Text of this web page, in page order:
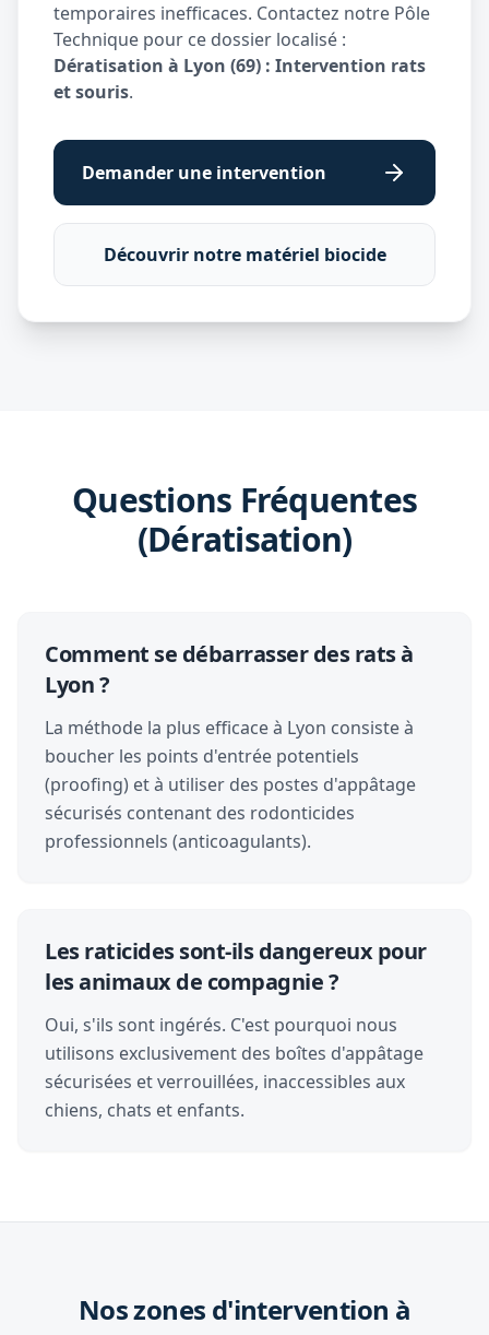
temporaires inefficaces. Contactez notre Pôle
Technique pour ce dossier localisé :
Dératisation à Lyon (69) : Intervention rats
et souris.
Demander une intervention
Découvrir notre matériel biocide
Questions Fréquentes
(Dératisation)
Comment se débarrasser des rats à
Lyon ?
La méthode la plus efficace à Lyon consiste à
boucher les points d'entrée potentiels
(proofing) et à utiliser des postes d'appâtage
sécurisés contenant des rodonticides
professionnels (anticoagulants).
Les raticides sont-ils dangereux pour
les animaux de compagnie ?
Oui, s'ils sont ingérés. C'est pourquoi nous
utilisons exclusivement des boîtes d'appâtage
sécurisées et verrouillées, inaccessibles aux
chiens, chats et enfants.
Nos zones d'intervention à